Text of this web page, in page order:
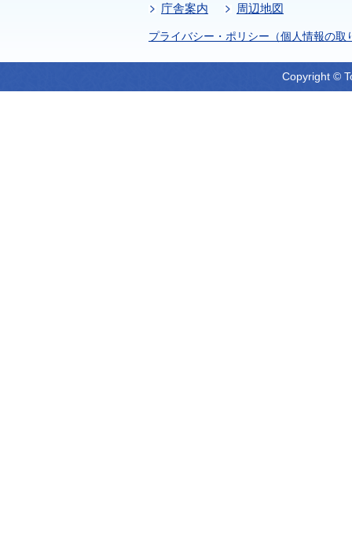
庁舎案内
周辺地図
プライバシー・ポリシー（個人情報の取
Copyright ©